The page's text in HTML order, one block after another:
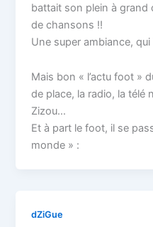
battait son plein à grand
de chansons !!
Une super ambiance,
Mais bon « l’actu foot »
de place, la radio, la télé
Zizou…
Et à part le foot, il se
monde » :
dZiGue